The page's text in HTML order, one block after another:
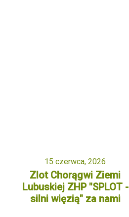
15 czerwca, 2026
Zlot Chorągwi Ziemi
Lubuskiej ZHP "SPLOT -
silni więzią" za nami